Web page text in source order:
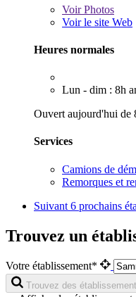
VoirPhotos
Voir le site Web
Heures normales
Lun - dim : 8h
Ouvert aujourd'hui de
Services
Camions de
Remorques et
Suivant 6 prochains
Trouvez un
Votre établissement*
Trouvez des